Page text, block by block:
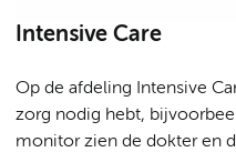
Intensive Care
Op de afdeling Intensive
zorg nodig hebt,
monitor zien de dokter en